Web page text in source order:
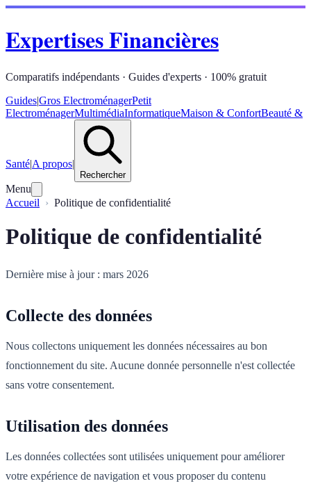
Expertises Financières
Comparatifs indépendants · Guides d'experts · 100% gratuit
Guides|Gros ElectroménagerPetit
ElectroménagerMultimédiaInformatiqueMaison & ConfortBeauté &
Santé|A propos|
Rechercher
Menu
Accueil
Politique de confidentialité
Politique de confidentialité
Dernière mise à jour : mars 2026
Collecte des données
Nous collectons uniquement les données nécessaires au bon
fonctionnement du site. Aucune donnée personnelle n'est collectée
sans votre consentement.
Utilisation des données
Les données collectées sont utilisées uniquement pour améliorer
votre expérience de navigation et vous proposer du contenu